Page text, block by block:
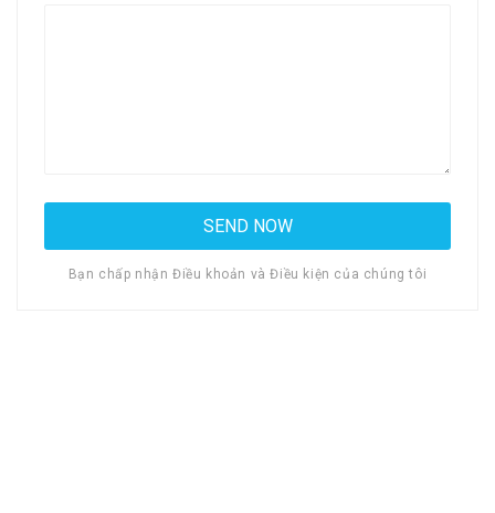
Bạn chấp nhận Điều khoản và Điều kiện của chúng tôi